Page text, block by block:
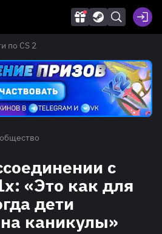
по CS 2
с
«Это как для
дети
каникулы»